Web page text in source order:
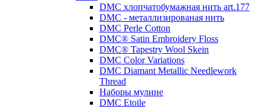
DMC хлопчатобумажная нить art.177
DMC - металлизированая нить
DMC Perle Cotton
DMC® Satin Embroidery Floss
DMC® Tapestry Wool Skein
DMC Color Variations
DMC Diamant Metallic Needlework
Thread
Наборы мулине
DMC Etoile